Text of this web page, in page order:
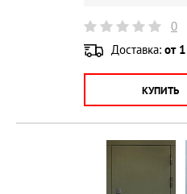
0
Доставка: от
КУПИТЬ